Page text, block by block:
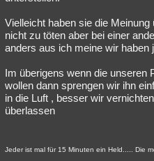
Vielleicht haben sie die
nicht zu töten aber bei einer
anders aus ich meine wir haben
Im überigens wenn die unseren
wollen dann sprengen wir ihn
in die Luft , besser wir
überlassen
Jeder ist mal für 15 Minuten ein Held..... Die